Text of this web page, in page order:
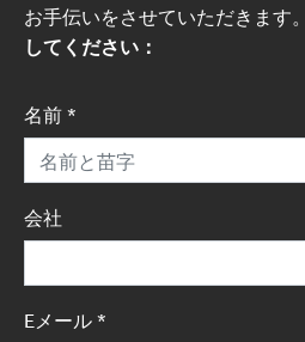
お手伝いをさせていただきます。
してください：
名前 *
会社
Eメール *